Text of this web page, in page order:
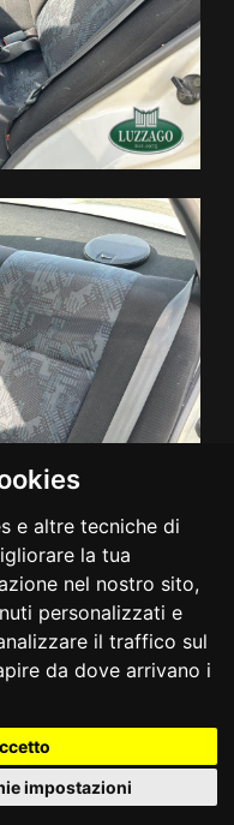
e altre tecniche di
la tua
nel nostro sito,
personalizzati e
il traffico sul
da dove arrivano i
impostazioni